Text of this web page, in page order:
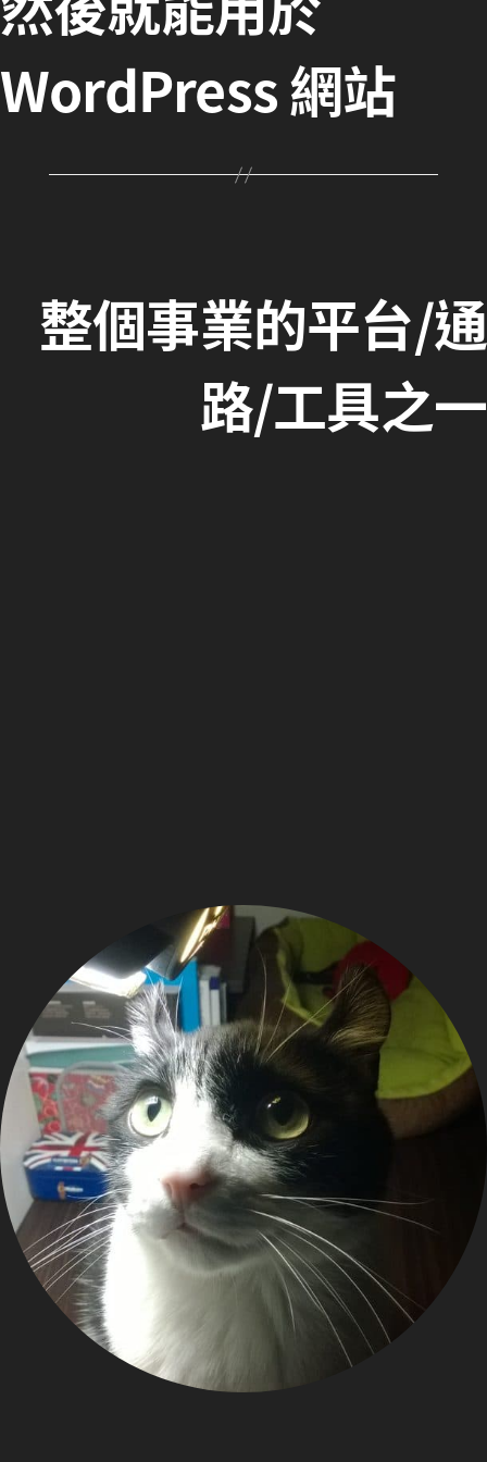
WordPress 網站
整個事業的平台/通
路/工具之一